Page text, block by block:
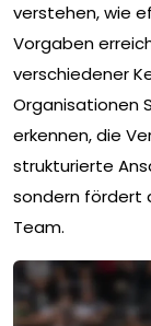
verstehen, wie
Vorgaben
verschiedener
Organisationen
erkennen, die
strukturierte
sondern fördert
Team.